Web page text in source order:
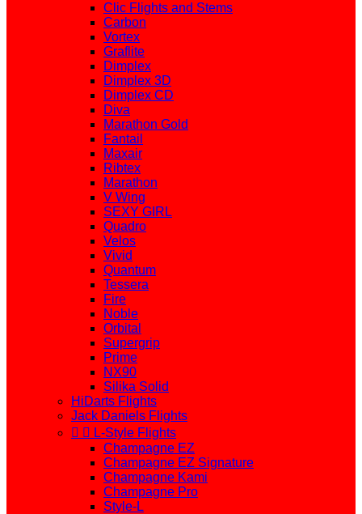
Clic Flights and Stems
Carbon
Vortex
Graflite
Dimplex
Dimplex 3D
Dimplex CD
Diva
Marathon Gold
Fantail
Maxair
Ribtex
Marathon
V Wing
SEXY GIRL
Quadro
Velos
Vivid
Quantum
Tessera
Fire
Noble
Orbital
Supergrip
Prime
NX90
Silika Solid
HiDarts Flights
Jack Daniels Flights
  L-Style Flights
Champagne EZ
Champagne EZ Signature
Champagne Kami
Champagne Pro
Style-L